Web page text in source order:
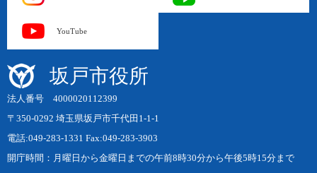
YouTube
坂戸市役所
法人番号 4000020112399
〒350-0292 埼玉県坂戸市千代田1-1-1
電話:049-283-1331 Fax:049-283-3903
開庁時間：月曜日から金曜日までの午前8時30分から午後5時15分まで